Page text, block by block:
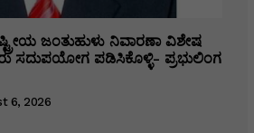
ಜಂತುಹುಳು ನಿವಾರಣಾ ವಿಶೇಷ
ಸದುಪಯೋಗ ಪಡಿಸಿಕೊಳ್ಳಿ- ಪ್ರಭುಲಿಂಗ
6, 2026